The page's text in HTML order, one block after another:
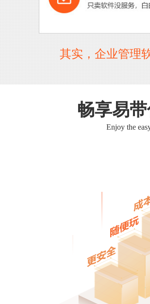
其实，企业管理
畅享易
Enjoy the